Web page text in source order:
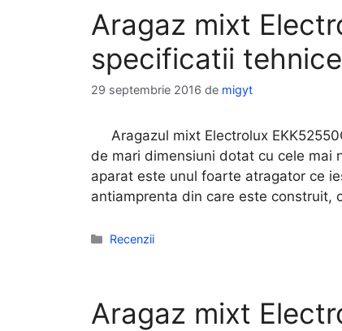
Aragaz mixt
specificatii tehnice
29 septembrie 2016 de migyt
Aragazul mixt Electrolux
de mari dimensiuni dotat cu cele mai
aparat este unul foarte atragator ce
antiamprenta din care este construit,
Categorii
Recenzii
Aragaz mixt